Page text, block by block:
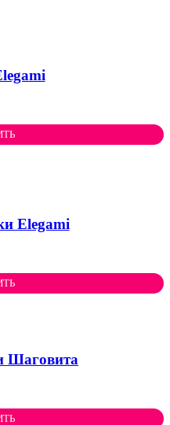
Elegami
Шаговита